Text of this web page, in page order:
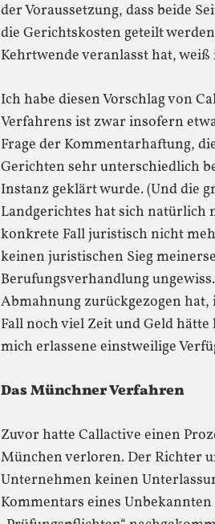
der Voraussetzung, dass beide
die Gerichtskosten geteilt
Kehrtwende veranlasst hat,
Ich habe diesen Vorschlag von
Verfahrens ist zwar insofern
Frage der Kommentarhaftung,
Gerichten sehr unterschiedlich
Instanz geklärt wurde. (Und die
Landgerichtes hat sich natürlich
konkrete Fall juristisch nicht
keinen juristischen Sieg
Berufungsverhandlung
Abmahnung zurückgezogen
Fall noch viel Zeit und Geld
mich erlassene einstweilige
Das Münchner Verfahren
Zuvor hatte Callactive einen
München verloren. Der Richter
Unternehmen keinen
Kommentars eines